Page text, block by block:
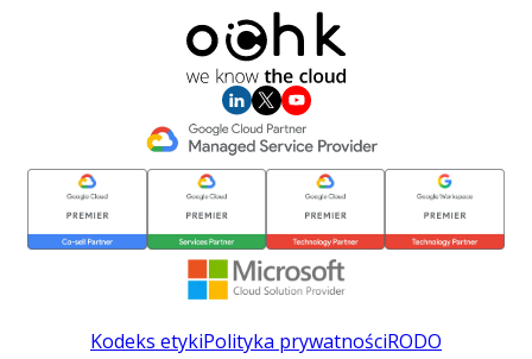
Kodeks etykiPolityka prywatnościRODO